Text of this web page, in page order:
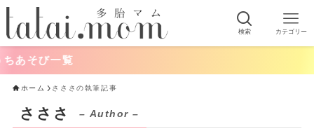
検索 カテゴリー
あそび一覧
ホーム さささの執筆記事
さささ – Author –